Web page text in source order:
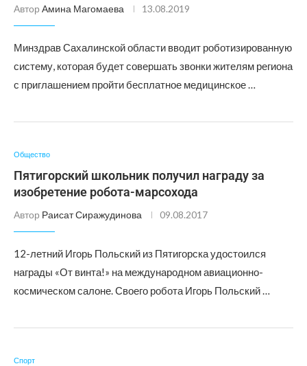
Автор Амина Магомаева 13.08.2019
Минздрав Сахалинской области вводит роботизированную
систему, которая будет совершать звонки жителям региона
с приглашением пройти бесплатное медицинское …
Общество
Пятигорский школьник получил награду за
изобретение робота-марсохода
Автор Раисат Сиражудинова 09.08.2017
12-летний Игорь Польский из Пятигорска удостоился
награды «От винта!» на международном авиационно-
космическом салоне. Своего робота Игорь Польский …
Спорт